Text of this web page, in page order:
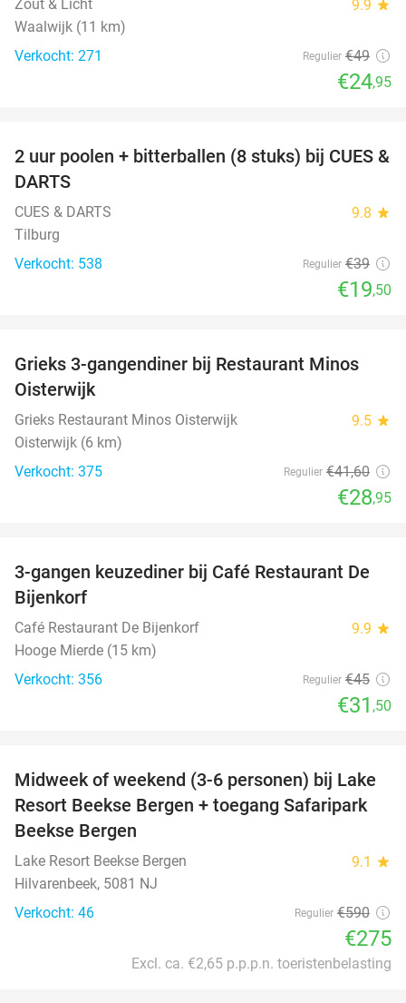
Zout & Licht 9.9 star
Waalwijk (11 km)
Verkocht: 271
Regulier €49
€24,95
50%
2 uur poolen + bitterballen (8 stuks) bij CUES &
DARTS
CUES & DARTS 9.8 star
Tilburg
Verkocht: 538
Regulier €39
€19,50
30%
Grieks 3-gangendiner bij Restaurant Minos
Oisterwijk
Grieks Restaurant Minos Oisterwijk 9.5 star
Oisterwijk (6 km)
Verkocht: 375
Regulier €41,60
€28,95
30%
3-gangen keuzediner bij Café Restaurant De
Bijenkorf
Café Restaurant De Bijenkorf 9.9 star
Hooge Mierde (15 km)
Verkocht: 356
Regulier €45
€31 ,50
53%
Midweek of weekend (3-6 personen) bij Lake
Resort Beekse Bergen + toegang Safaripark
Beekse Bergen
Lake Resort Beekse Bergen 9.1 star
Hilvarenbeek, 5081 NJ
Verkocht: 46
Regulier €590
€275
Excl. ca. €2,65 p.p.p.n. toeristenbelasting